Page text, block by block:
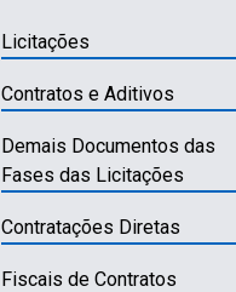
Licitações
Contratos e Aditivos
Demais Documentos das
Fases das Licitações
Contratações Diretas
Fiscais de Contratos